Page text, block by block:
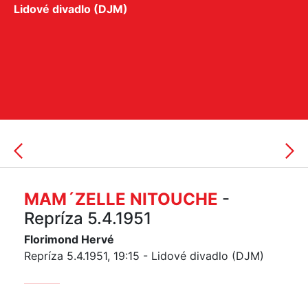
Lidové divadlo (DJM)
MAM´ZELLE NITOUCHE -
Repríza 5.4.1951
Florimond Hervé
Repríza 5.4.1951, 19:15 - Lidové divadlo (DJM)